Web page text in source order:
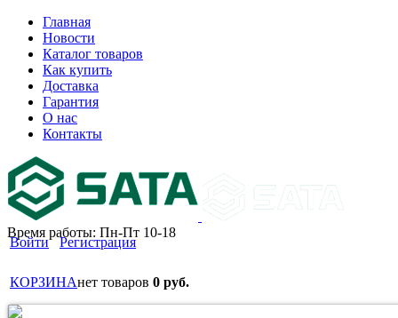
Главная
Новости
Каталог товаров
Как купить
Доставка
Гарантия
О нас
Контакты
Время работы: Пн-Пт 10-18
Войти Регистрация
КОРЗИНАнет товаров 0 руб.